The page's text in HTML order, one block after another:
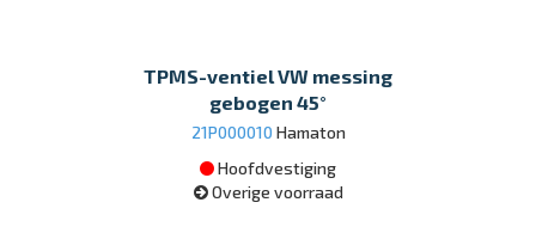
TPMS-ventiel VW messing
gebogen 45°
21P000010 Hamaton
Hoofdvestiging
Overige voorraad